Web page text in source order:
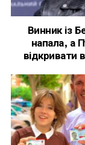
Винник із
напала, а
відкривати